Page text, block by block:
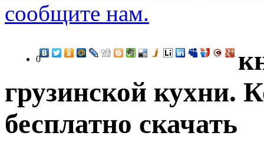
сообщите нам.
0
грузинской кухни.
бесплатно скачать